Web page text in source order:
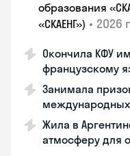
образования
«СКАЕНГ») • 2026
Окончила КФУ
французскому
Занимала
Жила в
атмосферу для